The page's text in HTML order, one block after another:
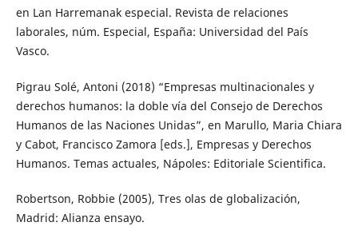
en Lan Harremanak especial. Revista de relaciones
laborales, núm. Especial, España: Universidad del País
Vasco.
Pigrau Solé, Antoni (2018) “Empresas multinacionales y
derechos humanos: la doble vía del Consejo de Derechos
Humanos de las Naciones Unidas”, en Marullo, Maria Chiara
y Cabot, Francisco Zamora [eds.], Empresas y Derechos
Humanos. Temas actuales, Nápoles: Editoriale Scientifica.
Robertson, Robbie (2005), Tres olas de globalización,
Madrid: Alianza ensayo.